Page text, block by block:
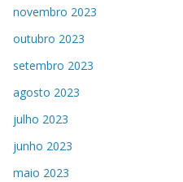
novembro 2023
outubro 2023
setembro 2023
agosto 2023
julho 2023
junho 2023
maio 2023